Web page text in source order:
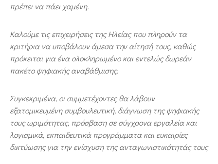
πρέπει να πάει χαμένη.
Καλούμε τις επιχειρήσεις της Ηλείας που πληρούν τα
κριτήρια να υποβάλουν άμεσα την αίτησή τους, καθώς
πρόκειται για ένα ολοκληρωμένο και εντελώς δωρεάν
πακέτο ψηφιακής αναβάθμισης.
Συγκεκριμένα, οι συμμετέχοντες θα λάβουν
εξατομικευμένη συμβουλευτική, διάγνωση της ψηφιακής
τους ωριμότητας, πρόσβαση σε σύγχρονα εργαλεία και
λογισμικά, εκπαιδευτικά προγράμματα και ευκαιρίες
δικτύωσης για την ενίσχυση της ανταγωνιστικότητάς τους